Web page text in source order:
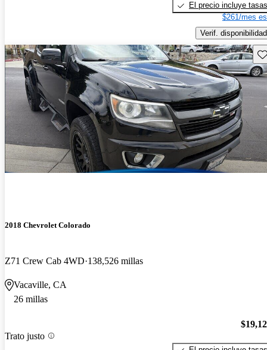
El precio incluye tasas
$261/mes
Verif. disponibilidad
2018 Chevrolet Colorado
Z71 Crew Cab 4WD 138,526 millas
Vacaville, CA
26 millas
Trato justo